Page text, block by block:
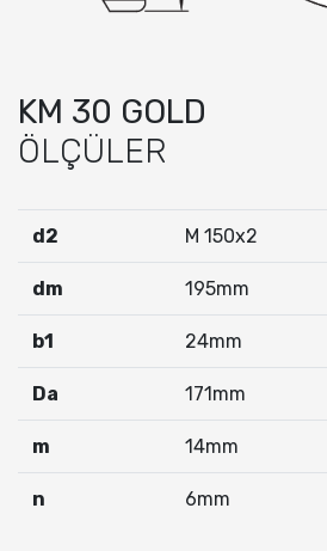
KM 30 GOLD
ÖLÇÜLER
d2 M 150x2
dm 195mm
b1 24mm
Da 171mm
m 14mm
n 6mm